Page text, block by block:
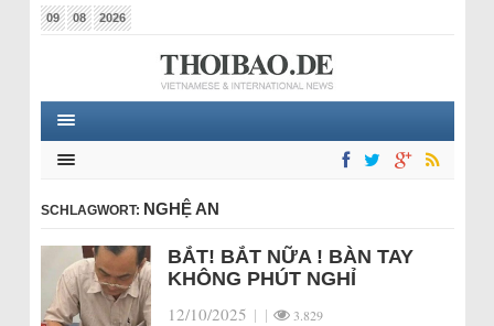
09 08 2026
SCHLAGWORT: NGHỆ AN
BẮT! BẮT NỮA ! BÀN TAY
KHÔNG PHÚT NGHỈ
12/10/2025 | | 3.829